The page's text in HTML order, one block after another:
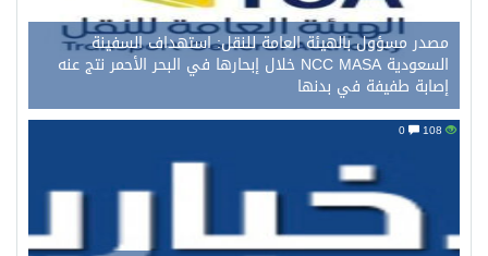
مصدر مسؤول بالهيئة العامة للنقل: استهداف السفينة
السعودية NCC MASA خلال إبحارها في البحر الأحمر نتج عنه
إصابة طفيفة في بدنها